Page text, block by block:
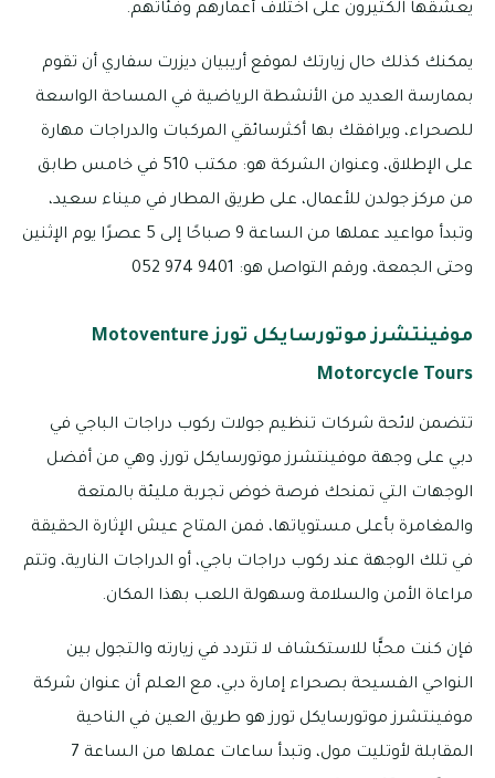
يعشقها الكثيرون على اختلاف أعمارهم وفئاتهم.
يمكنك كذلك حال زيارتك لموقع أريبيان ديزرت سفاري أن تقوم
بممارسة العديد من الأنشطة الرياضية في المساحة الواسعة
للصحراء، ويرافقك بها أكثرسائقي المركبات والدراجات مهارة
على الإطلاق، وعنوان الشركة هو: مكتب 510 في خامس طابق
من مركز جولدن للأعمال، على طريق المطار في ميناء سعيد،
وتبدأ مواعيد عملها من الساعة 9 صباحًا إلى 5 عصرًا يوم الإثنين
وحتى الجمعة، ورقم التواصل هو: 9401 974 052
موفينتشرز موتورسايكل تورز Motoventure
Motorcycle Tours
تتضمن لائحة شركات تنظيم جولات ركوب دراجات الباجي في
دبي على وجهة موفينتشرز موتورسايكل تورز، وهي من أفضل
الوجهات التي تمنحك فرصة خوض تجربة مليئة بالمتعة
والمغامرة بأعلى مستوياتها، فمن المتاح عيش الإثارة الحقيقة
في تلك الوجهة عند ركوب دراجات باجي، أو الدراجات النارية، وتتم
مراعاة الأمن والسلامة وسهولة اللعب بهذا المكان.
فإن كنت محبًّا للاستكشاف لا تتردد في زيارته والتجول بين
النواحي الفسيحة بصحراء إمارة دبي، مع العلم أن عنوان شركة
موفينتشرز موتورسايكل تورز هو طريق العين في الناحية
المقابلة لأوتليت مول، وتبدأ ساعات عملها من الساعة 7